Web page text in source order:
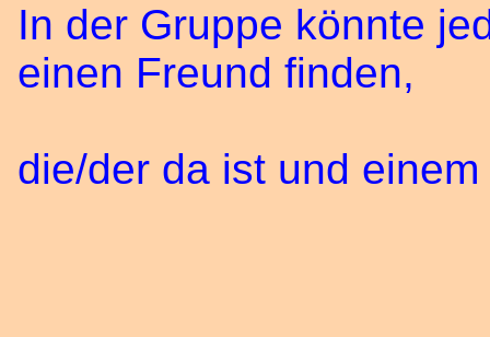
In der Gruppe könnte
einen Freund finden,
die/der da ist und